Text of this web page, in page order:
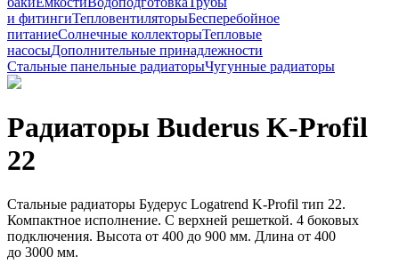
и фитингиТепловентиляторыБесперебойное
питаниеСолнечные коллекторыТепловые
насосыДополнительные принадлежности
Стальные панельные радиаторыЧугунные радиаторы
Радиаторы Buderus K-Profil
22
Стальные радиаторы Будерус Logatrend K-Profil тип 22.
Компактное исполнение. С верхней решеткой. 4 боковых
подключения. Высота от 400 до 900 мм. Длина от 400
до 3000 мм.